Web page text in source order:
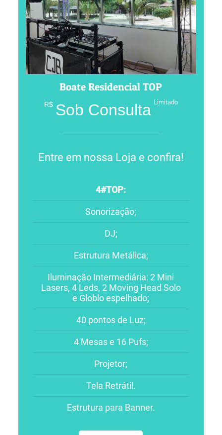
Boate Residencial TOP
R$ Sob Consulta Limitado
Entre em nossa Loja e confira!
4#TOP:
Sonorização;
DJ;
Estrutura Metálica;
Iluminação Intermediária: 2 Mini
Lasers, 4 Leds, 2 Moving Head Solo
e Globlo espelhado;
40 pontos de Luz;
4 Mesas e 16 Pufs;
Projetor;
Tela Retrátil.
Estrutura para Banner.